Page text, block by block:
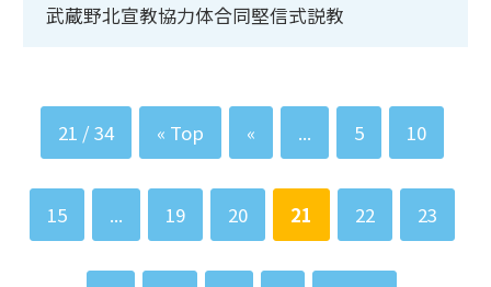
武蔵野北宣教協力体合同堅信式説教
21 / 34 « Top « ... 5 10
15 ... 19 20 21 22 23